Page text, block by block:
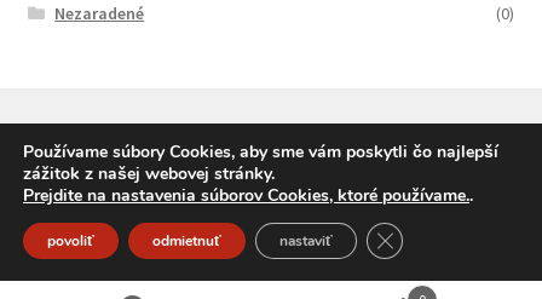
Nezaradené
(0)
© SqueleDarceky.sk 2026
Používame súbory Cookies, aby sme vám poskytli čo najlepší
zážitok z našej webovej stránky.
Prejdite na nastavenia súborov Cookies, ktoré používame..
povoliť odmietnuť nastaviť Close GDPR